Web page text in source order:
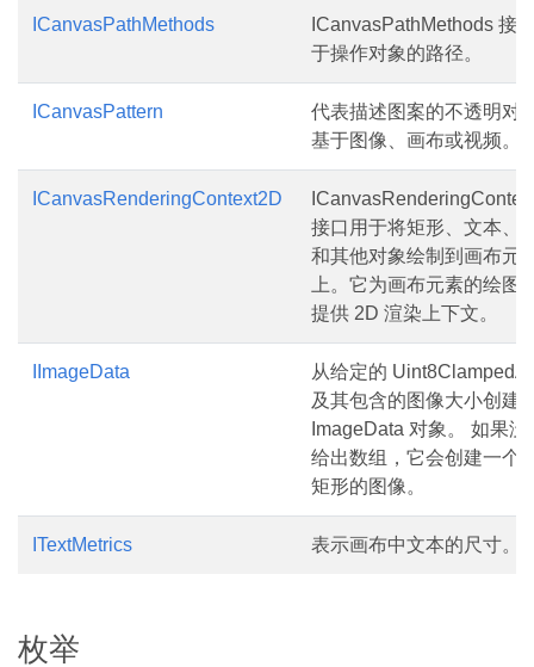
ICanvasPathMethods
ICanvasPathMethods 接
于操作对象的路径。
ICanvasPattern
代表描述图案的不透明对
基于图像、画布或视频。
ICanvasRenderingContext2D
接口用于将矩形、文本、
和其他对象绘制到画布元
上。它为画布元素的绘图
提供 2D 渲染上下文。
IImageData
从给定的
及其包含的图像大小创建
ImageData 对象。 如果没
给出数组，它会创建一个
矩形的图像。
ITextMetrics 表示画布中文本的尺寸。
枚举